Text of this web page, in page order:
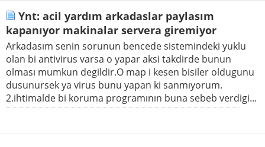
Ynt: acil yardım arkadaslar paylasım
kapanıyor makinalar servera giremiyor
Arkadasım senin sorunun bencede sistemindeki yuklu
olan bi antivirus varsa o yapar aksi takdirde bunun
olması mumkun degildir.O map i kesen bisiler oldugunu
dusunursek ya virus bunu yapan ki sanmıyorum.
2.ihtimalde bi koruma programının buna sebeb verdigi...